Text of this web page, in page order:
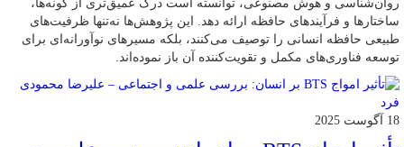
روان‌شناسی و هوش مصنوعی، توانسته‌ است درک عمیق‌تری از گونه‌ها،
ساختارها و فرآیندهای حافظه ارائه دهد. این پژوهش‌ها نه‌تنها ظرفیت‌های
طبیعی حافظه انسانی را توصیف می‌کنند، بلکه مسیرهای نوآورانه‌ای برای
توسعه فناوری‌های مکمل و تقویت‌کننده آن باز نموده‌اند.
18 آگوست 2025